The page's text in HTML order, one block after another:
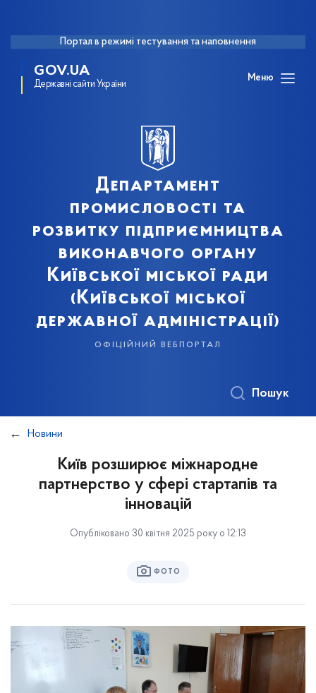
Портал в режимі тестування та наповнення
GOV.UA
Державні сайти України
Меню
Департамент
промисловості та
розвитку підприємництва
виконавчого органу
Київської міської ради
(Київської міської
державної адміністрації)
офіційний вебпортал
Пошук
Новини
Київ розширює міжнародне
партнерство у сфері стартапів та
інновацій
Опубліковано 30 квітня 2025 року о 12:13
ФОТО